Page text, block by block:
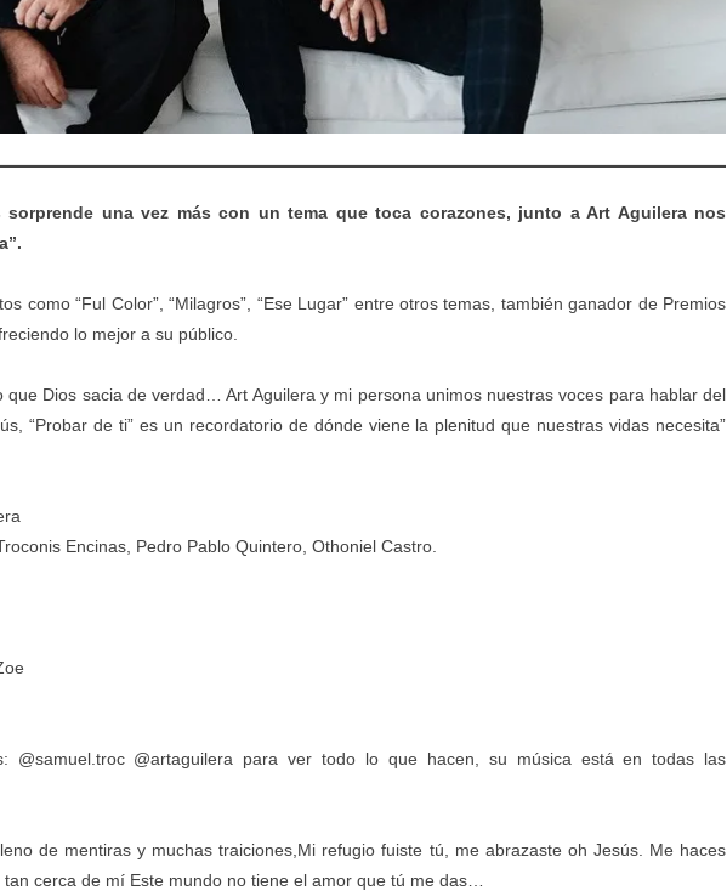
sorprende una vez más con un tema que toca corazones, junto a Art Aguilera nos
como “Ful Color”, “Milagros”, “Ese Lugar” entre otros temas, también ganador de Premios
lo mejor a su público.
que Dios sacia de verdad… Art Aguilera y mi persona unimos nuestras voces para hablar del
“Probar de ti” es un recordatorio de dónde viene la plenitud que nuestras vidas necesita”
Encinas, Pedro Pablo Quintero, Othoniel Castro.
@samuel.troc @artaguilera para ver todo lo que hacen, su música está en todas las
de mentiras y muchas traiciones,Mi refugio fuiste tú, me abrazaste oh Jesús. Me haces
cerca de mí Este mundo no tiene el amor que tú me das…